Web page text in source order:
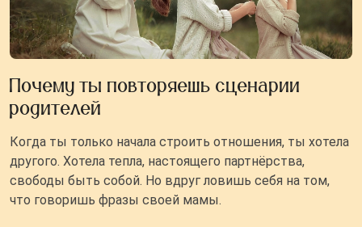
Почему ты повторяешь сценарии
родителей
Когда ты только начала строить отношения, ты хотела
другого. Хотела тепла, настоящего партнёрства,
свободы быть собой. Но вдруг ловишь себя на том,
что говоришь фразы своей мамы.